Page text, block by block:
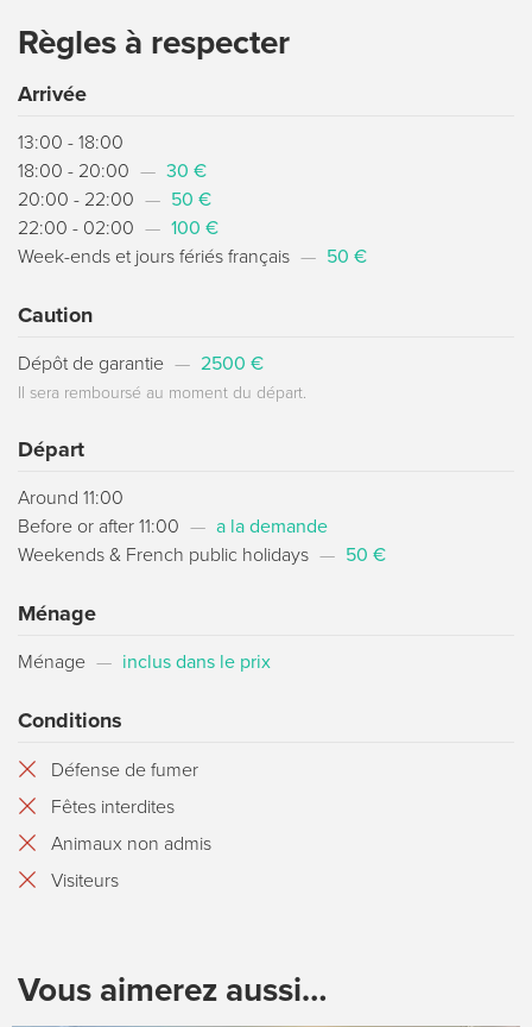
Règles à respecter
Arrivée
13:00 - 18:00
18:00 - 20:00 — 30 €
20:00 - 22:00 — 50 €
22:00 - 02:00 — 100 €
Week-ends et jours fériés français — 50 €
Caution
Dépôt de garantie — 2500 €
Il sera remboursé au moment du départ.
Départ
Around 11:00
Before or after 11:00 — a la demande
Weekends & French public holidays — 50 €
Ménage
Ménage — inclus dans le prix
Conditions
Défense de fumer
Fêtes interdites
Animaux non admis
Visiteurs
Vous aimerez aussi…